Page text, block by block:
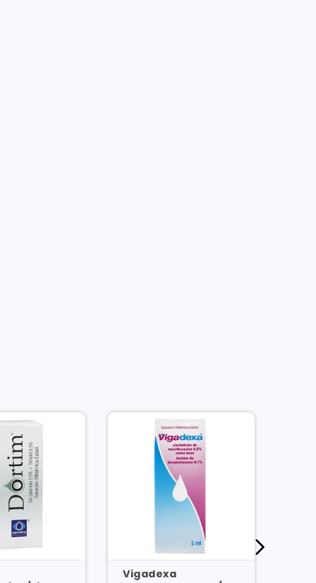
Vigadexa